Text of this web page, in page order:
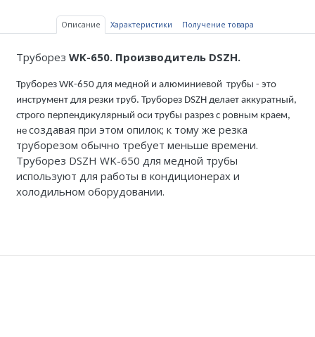
Описание Характеристики Получение товара
Труборез WK-650. Производитель DSZH.
Труборез WK-650 для медной и алюминиевой трубы - это
инструмент для резки труб. Труборез DSZH делает аккуратный,
строго перпендикулярный оси трубы разрез с ровным краем,
не создавая при этом опилок; к тому же резка
труборезом обычно требует меньше времени.
Труборез DSZH WK-650 для медной трубы
используют для работы в кондиционерах и
холодильном оборудовании.